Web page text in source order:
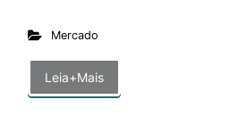
Mercado
Leia+Mais